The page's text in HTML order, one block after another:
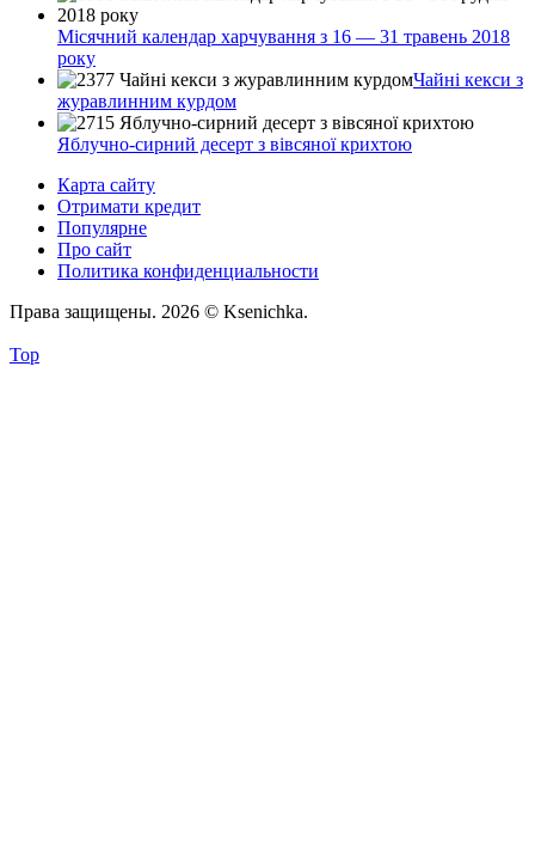
Місячний календар харчування з 16 — 31 травень 2018
року
Чайні кекси з
журавлинним курдом
Яблучно-сирний десерт з вівсяної крихтою
Карта сайту
Отримати кредит
Популярне
Про сайт
Политика конфиденциальности
Права защищены. 2026 © Ksenichka.
Top